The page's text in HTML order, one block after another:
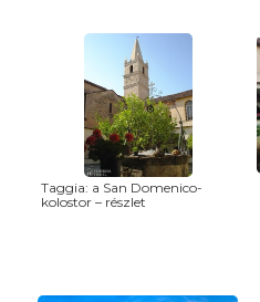
Taggia: a San Domenico-
kolostor – részlet